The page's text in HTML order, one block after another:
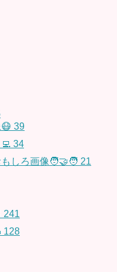
39
34
しろ画像🧑‍🤝‍🧑 21
241
128